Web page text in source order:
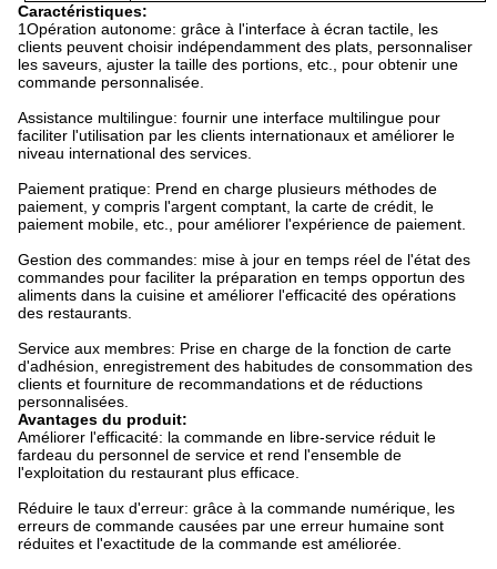
Caractéristiques:
1Opération autonome: grâce à l'interface à écran tactile, les
clients peuvent choisir indépendamment des plats, personnaliser
les saveurs, ajuster la taille des portions, etc., pour obtenir une
commande personnalisée.
Assistance multilingue: fournir une interface multilingue pour
faciliter l'utilisation par les clients internationaux et améliorer le
niveau international des services.
Paiement pratique: Prend en charge plusieurs méthodes de
paiement, y compris l'argent comptant, la carte de crédit, le
paiement mobile, etc., pour améliorer l'expérience de paiement.
Gestion des commandes: mise à jour en temps réel de l'état des
commandes pour faciliter la préparation en temps opportun des
aliments dans la cuisine et améliorer l'efficacité des opérations
des restaurants.
Service aux membres: Prise en charge de la fonction de carte
d'adhésion, enregistrement des habitudes de consommation des
clients et fourniture de recommandations et de réductions
personnalisées.
Avantages du produit:
Améliorer l'efficacité: la commande en libre-service réduit le
fardeau du personnel de service et rend l'ensemble de
l'exploitation du restaurant plus efficace.
Réduire le taux d'erreur: grâce à la commande numérique, les
erreurs de commande causées par une erreur humaine sont
réduites et l'exactitude de la commande est améliorée.